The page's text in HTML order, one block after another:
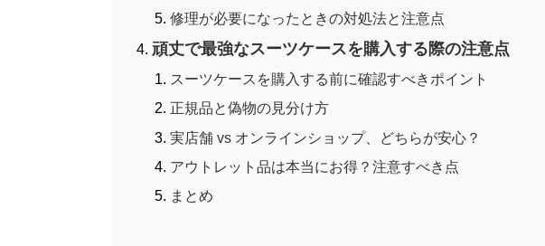
修理が必要になったときの対処法と注意点
頑丈で最強なスーツケースを購入する際の注意点
スーツケースを購入する前に確認すべきポイント
正規品と偽物の見分け方
実店舗 vs オンラインショップ、どちらが安心？
アウトレット品は本当にお得？注意すべき点
まとめ